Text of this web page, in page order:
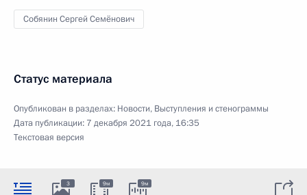
Собянин Сергей Семёнович
Статус материала
Опубликован в разделах: Новости, Выступления и стенограммы
Дата публикации: 7 декабря 2021 года, 16:35
Текстовая версия
3 9м 9м